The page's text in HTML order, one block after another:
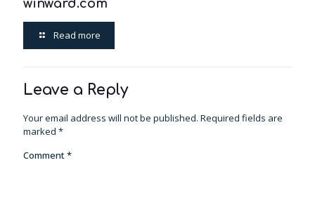
winward.com
Read more
Leave a Reply
Your email address will not be published. Required fields are
marked *
Comment*